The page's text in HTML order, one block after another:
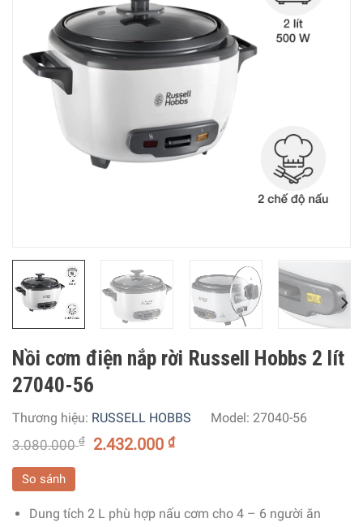
Nồi cơm điện nắp rời Russell Hobbs 2 lít
27040-56
Thương hiệu: RUSSELL HOBBS Model: 27040-56
3.080.000₫ 2.432.000₫
So sánh
Dung tích 2 L phù hợp nấu cơm cho 4 – 6 người ăn